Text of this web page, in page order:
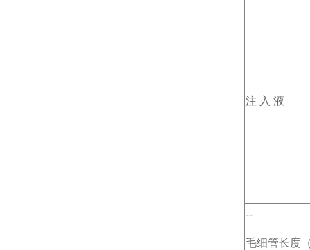
注 入 液
--
毛细管长度